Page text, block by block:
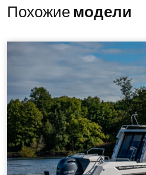
Похожиемодели